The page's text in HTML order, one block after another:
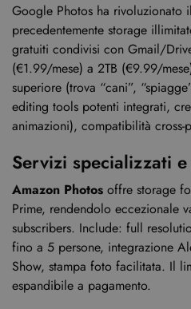
Google Photos ha rivoluzionato
precedentemente storage
gratuiti condivisi con Gmail/
(€1.99/mese) a 2TB (€9.99/
superiore (trova “cani”,
editing tools potenti integrati,
animazioni), compatibilità cross-
Servizi specializzati
Amazon Photos offre storage
Prime, rendendolo eccezionale
subscribers. Include: full
fino a 5 persone, integrazione
Show, stampa foto facilitata. Il
espandibile a pagamento.